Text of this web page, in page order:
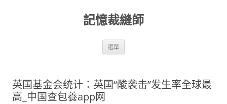
記憶裁縫師
選單
英国基金会统计：英国“酸袭击”发生率全球最
高_中国查包養app网